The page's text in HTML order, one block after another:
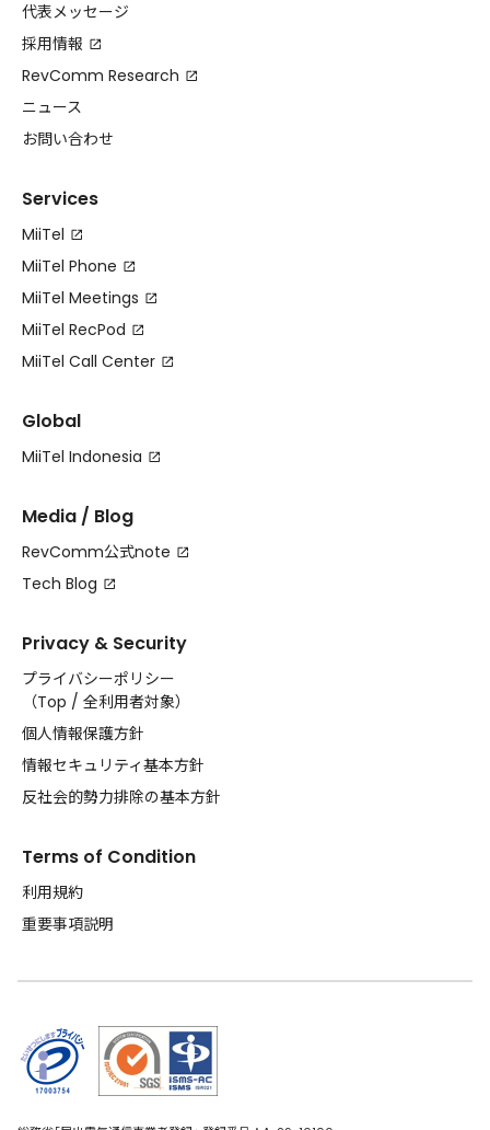
代表メッセージ
採用情報
RevComm Research
ニュース
お問い合わせ
Services
MiiTel
MiiTel Phone
MiiTel Meetings
MiiTel RecPod
MiiTel Call Center
Global
MiiTel Indonesia
Media / Blog
RevComm公式note
Tech Blog
Privacy & Security
プライバシーポリシー
（Top / 全利用者対象）
個人情報保護方針
情報セキュリティ基本方針
反社会的勢力排除の基本方針
Terms of Condition
利用規約
重要事項説明